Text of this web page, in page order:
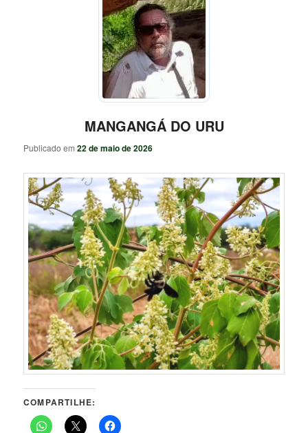
MANGANGÁ DO URU
Publicado em22 de maio de 2026
COMPARTILHE: